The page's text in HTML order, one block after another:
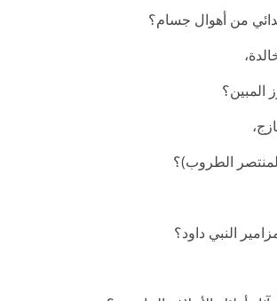
من أهوال جسام؟
المبين؟
الطروب)؟
النبي داود؟